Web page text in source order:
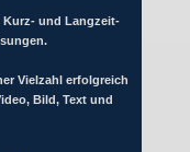
Kurz- und Langzeit-
Vielzahl erfolgreich
Bild, Text und